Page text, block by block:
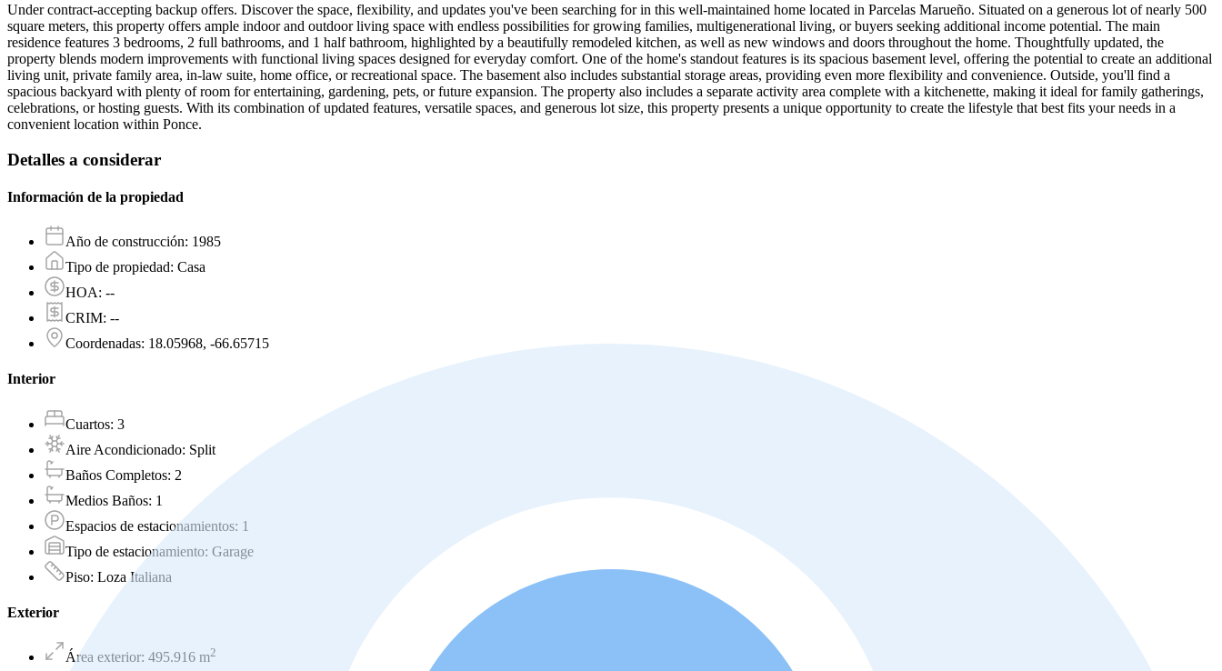
Under contract-accepting backup offers. Discover the space, flexibility, and updates you've been searching for in this well-maintained home located in Parcelas Marueño. Situated on a generous lot of nearly 500
square meters, this property offers ample indoor and outdoor living space with endless possibilities for growing families, multigenerational living, or buyers seeking additional income potential. The main
residence features 3 bedrooms, 2 full bathrooms, and 1 half bathroom, highlighted by a beautifully remodeled kitchen, as well as new windows and doors throughout the home. Thoughtfully updated, the
property blends modern improvements with functional living spaces designed for everyday comfort. One of the home's standout features is its spacious basement level, offering the potential to create an additional
living unit, private family area, in-law suite, home office, or recreational space. The basement also includes substantial storage areas, providing even more flexibility and convenience. Outside, you'll find a
spacious backyard with plenty of room for entertaining, gardening, pets, or future expansion. The property also includes a separate activity area complete with a kitchenette, making it ideal for family gatherings,
celebrations, or hosting guests. With its combination of updated features, versatile spaces, and generous lot size, this property presents a unique opportunity to create the lifestyle that best fits your needs in a
convenient location within Ponce.
Detalles a considerar
Información de la propiedad
Año de construcción: 1985
Tipo de propiedad: Casa
HOA: --
CRIM: --
Coordenadas: 18.05968, -66.65715
Interior
Cuartos: 3
Aire Acondicionado: Split
Baños Completos: 2
Medios Baños: 1
Espacios de estacionamientos: 1
Tipo de estacionamiento: Garage
Piso: Loza Italiana
Exterior
Área exterior: 495.916 m2